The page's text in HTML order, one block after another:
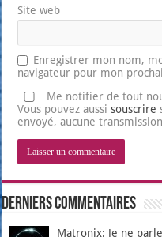
Site web
Enregistrer mon nom,
navigateur pour mon
Me notifier de tout
Vous pouvez aussisouscrire
envoyé, aucune
Derniers Commentaires
Matronix: Je ne